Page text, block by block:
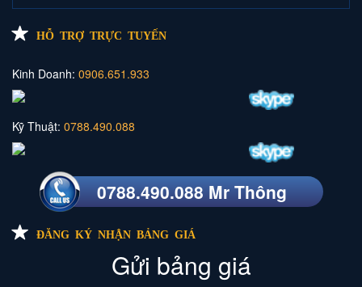
HỖ TRỢ TRỰC TUYẾN
Kinh Doanh: 0906.651.933
Kỹ Thuật: 0788.490.088
0788.490.088 Mr Thông
ĐĂNG KÝ NHẬN BẢNG GIÁ
Gửi bảng giá